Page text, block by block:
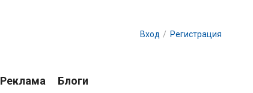
Вход / Регистрация
Реклама Блоги